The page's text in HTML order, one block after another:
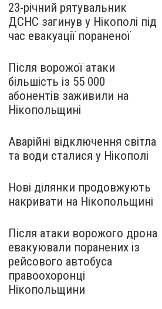
23-річний рятувальник
ДСНС загинув у Нікополі під
час евакуації пораненої
Після ворожої атаки
більшість із 55 000
абонентів заживили на
Нікопольщині
Аварійні відключення світла
та води сталися у Нікополі
Нові ділянки продовжують
накривати на Нікопольщині
Після атаки ворожого дрона
евакуювали поранених із
рейсового автобуса
правоохоронці
Нікопольщини